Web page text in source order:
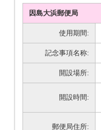
因島大浜郵便局
使用期間:
記念事項名称:
開設場所:
開設時間:
郵便局住所: